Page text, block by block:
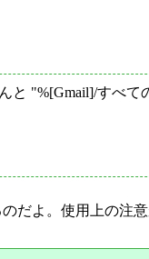
と "%[Gmail]/すべて
だよ。使用上の注